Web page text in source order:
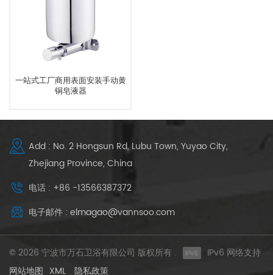
一站式工厂商用表面安装手动黄
铜皂液器
Add : No. 2 Hongsun Rd, Lubu Town, Yuyao City,
Zhejiang Province, China
电话 : +86 -13566387372
电子邮件 : elmagao@vannsoo.com
© 2026 宁波市万石卫浴有限公司 版权所有 .
IPv6 网络支持
网站地图 XML 隐私政策